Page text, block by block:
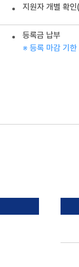
지원자 개별 확
등록금 납부
※ 등록 마감 기한